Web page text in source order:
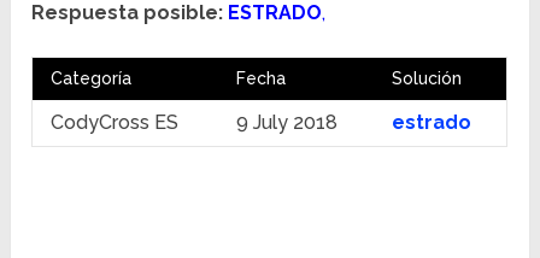
Respuesta posible: ESTRADO,
Categoría Fecha Solución
CodyCross ES 9 July 2018 estrado